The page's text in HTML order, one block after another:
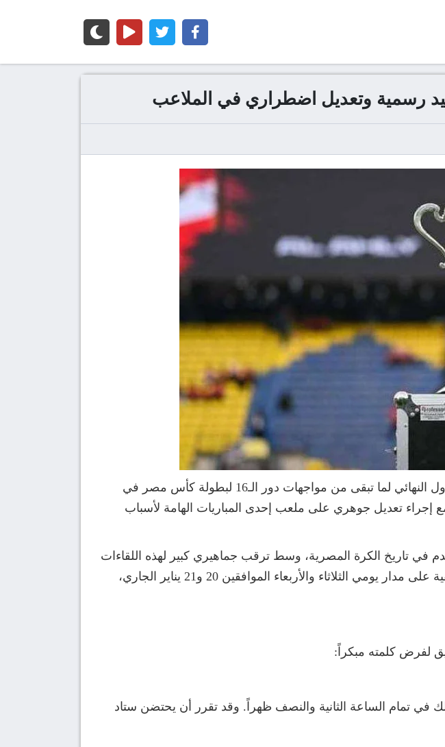
كشفت إدارة المسابقات بالاتحاد المصري لكرة القدم، بصفة رسمية، عن الجدول النهائي لما تبقى من مواجهات دور الـ16 لبطولة كأس مصر في
إجراء تعديل جوهري على ملعب إحدى المباريات الهامة لأسباب
في تاريخ الكرة المصرية، وسط ترقب جماهيري كبير لهذه اللقاءات
الحاسمة التي لا تقبل القسمة على اثنين، وقررت اللجنة إقامة المباريات المتبقية على مدار يومي الثلاثاء والأربعاء الموافقين 20 و21 يناير الجاري،
لفرض كلمته مبكراً:
تمام الساعة الثانية والنصف ظهراً. وقد تقرر أن يحتضن ستاد